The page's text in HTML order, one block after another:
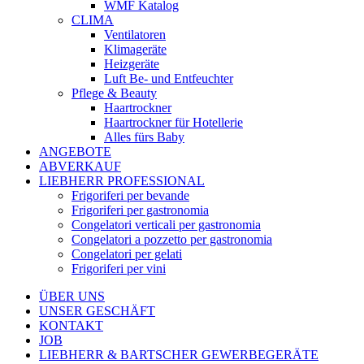
WMF Katalog
CLIMA
Ventilatoren
Klimageräte
Heizgeräte
Luft Be- und Entfeuchter
Pflege & Beauty
Haartrockner
Haartrockner für Hotellerie
Alles fürs Baby
ANGEBOTE
ABVERKAUF
LIEBHERR PROFESSIONAL
Frigoriferi per bevande
Frigoriferi per gastronomia
Congelatori verticali per gastronomia
Congelatori a pozzetto per gastronomia
Congelatori per gelati
Frigoriferi per vini
ÜBER UNS
UNSER GESCHÄFT
KONTAKT
JOB
LIEBHERR & BARTSCHER GEWERBEGERÄTE